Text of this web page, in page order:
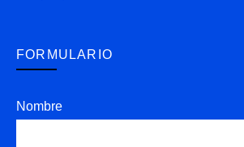
FORMULARIO
Nombre